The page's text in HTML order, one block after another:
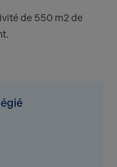
de 550 m2 de